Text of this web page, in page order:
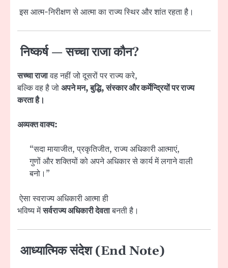
इस आत्म-निरीक्षण से आत्मा का राज्य स्थिर और शांत रहता है।
निष्कर्ष — सच्चा राजा कौन?
सच्चा राजावह नहीं जो दूसरों पर राज्य करे,
बल्कि वह है जोअपने मन, बुद्धि, संस्कार और कर्मेन्द्रियों पर राज्य
करता है।
अव्यक्त वाक्य:
“सदा मायाजीत, प्रकृतिजीत, राज्य अधिकारी आत्माएं,
गुणों और शक्तियों को अपने अधिकार से कार्य में लगाने वाली
बनो।”
ऐसा स्वराज्य अधिकारी आत्मा ही
भविष्य मेंसर्वराज्य अधिकारी देवताबनती है।
आध्यात्मिक संदेश (End Note)